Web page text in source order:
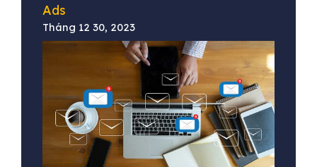
Ads
Tháng 12 30, 2023